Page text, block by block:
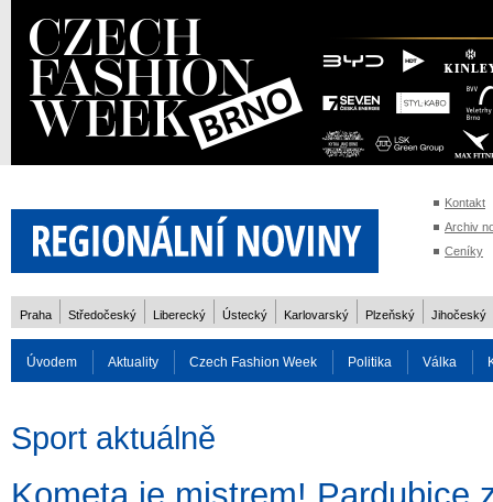
Kontakt
Archiv
Ceníky
Praha Středočeský Liberecký Ústecký Karlovarský Plzeňský Jihočeský
Úvodem Aktuality Czech Fashion Week Politika Válka
Sport aktuálně
Kometa je mistrem! Pardubice